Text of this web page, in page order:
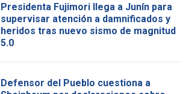
Presidenta Fujimori llega a Junín para
supervisar atención a damnificados y
heridos tras nuevo sismo de magnitud
5.0
Defensor del Pueblo cuestiona a